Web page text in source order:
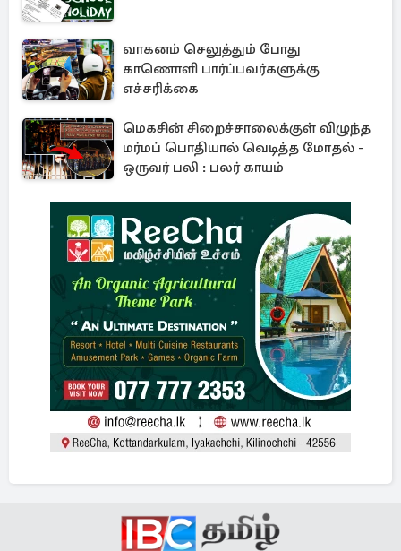
வாகனம் செலுத்தும் போது
காணொளி பார்ப்பவர்களுக்கு
எச்சரிக்கை
மெகசின் சிறைச்சாலைக்குள் விழுந்த
மர்மப் பொதியால் வெடித்த மோதல் -
ஒருவர் பலி : பலர் காயம்